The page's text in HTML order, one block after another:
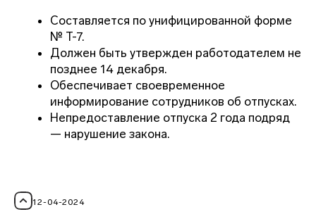
Составляется по унифицированной форме
№ Т-7.
Должен быть утвержден работодателем не
позднее 14 декабря.
Обеспечивает своевременное
информирование сотрудников об отпусках.
Непредоставление отпуска 2 года подряд
— нарушение закона.
12-04-2024